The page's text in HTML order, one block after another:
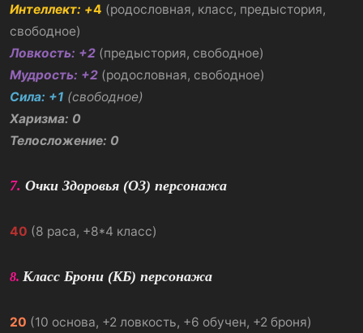
Интеллект: +4 (родословная, класс, предыстория,
свободное)
Ловкость: +2 (предыстория, свободное)
Мудрость: +2 (родословная, свободное)
Сила: +1 (свободное)
Харизма: 0
Телосложение: 0
7. Очки Здоровья (ОЗ) персонажа
40 (8 раса, +8*4 класс)
8. Класс Брони (КБ) персонажа
20 (10 основа, +2 ловкость, +6 обучен, +2 броня)